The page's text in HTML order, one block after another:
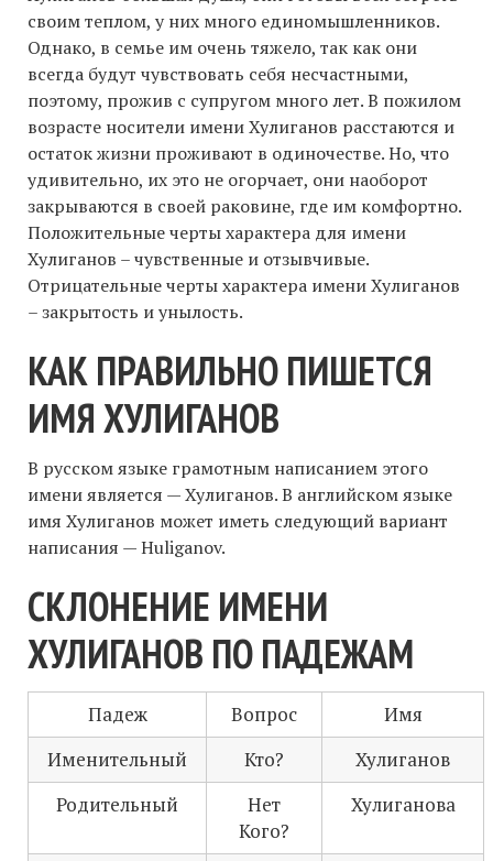
своим теплом, у них много единомышленников.
Однако, в семье им очень тяжело, так как они
всегда будут чувствовать себя несчастными,
поэтому, прожив с супругом много лет. В пожилом
возрасте носители имени Хулиганов расстаются и
остаток жизни проживают в одиночестве. Но, что
удивительно, их это не огорчает, они наоборот
закрываются в своей раковине, где им комфортно.
Положительные черты характера для имени
Хулиганов – чувственные и отзывчивые.
Отрицательные черты характера имени Хулиганов
– закрытость и унылость.
КАК ПРАВИЛЬНО ПИШЕТСЯ
ИМЯ ХУЛИГАНОВ
В русском языке грамотным написанием этого
имени является — Хулиганов. В английском языке
имя Хулиганов может иметь следующий вариант
написания — Huliganov.
СКЛОНЕНИЕ ИМЕНИ
ХУЛИГАНОВ ПО ПАДЕЖАМ
Падеж Вопрос
Имя
Именительный
Кто?
Хулиганов
Родительный
Нет
Кого?
Хулиганова